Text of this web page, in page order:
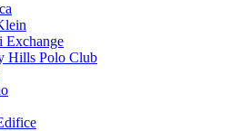
Exchange
Hills Polo Club